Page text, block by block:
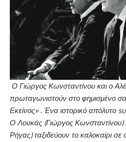
Ο Γιώργος Κωνσταντίνου και ο
πρωταγωνιστούν στο φημισμένο
Εκείνος» . Ένα ιστορικό απόλυτο
Ο Λουκάς (Γιώργος
Ρήγας) ταξιδεύουν το καλοκαίρι